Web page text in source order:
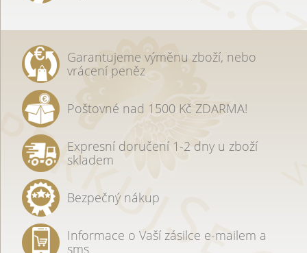
Garantujeme výměnu zboží, nebo
vrácení peněz
Poštovné nad 1500 Kč ZDARMA!
Expresní doručení 1-2 dny u zboží
skladem
Bezpečný nákup
Informace o Vaší zásilce e-mailem a
sms